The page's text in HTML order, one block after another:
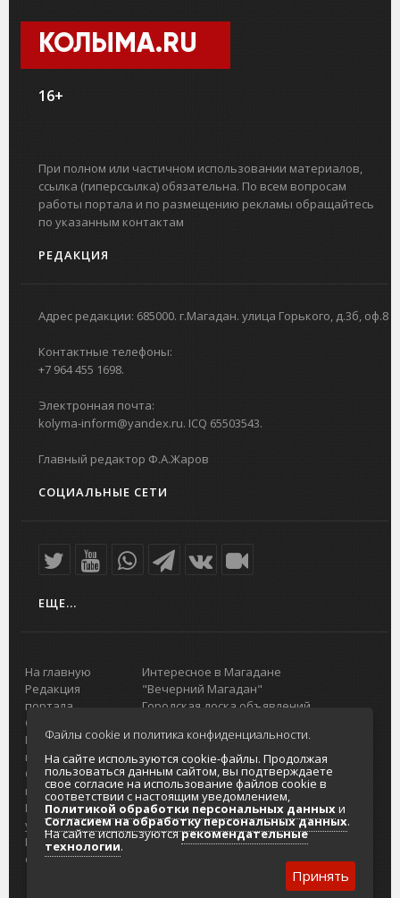
КОЛЫМА.RU
16+
При полном или частичном использовании материалов,
ссылка (гиперссылка) обязательна. По всем вопросам
работы портала и по размещению рекламы обращайтесь
по указанным контактам
РЕДАКЦИЯ
Адрес редакции: 685000. г.Магадан. улица Горького, д.3б, оф.8
Контактные телефоны:
+7 964 455 1698.
Электронная почта:
kolyma-inform@yandex.ru. ICQ 65503543.
Главный редактор Ф.А.Жаров
СОЦИАЛЬНЫЕ СЕТИ
ЕЩЕ...
На главную
Редакция
портала
О проекте
Реклама на
портале
Отзывы и
предложения
Интернет-
услуги
Разработка
сайтов
Интересное в Магадане
"Вечерний Магадан"
Городская доска объявлений
Главный туристический портал
Колымы
Политика в отношении обработки
персональных данных
Согласие на обработку персональных
данных
Файлы cookie и политика конфиденциальности.
На сайте используются cookie-файлы. Продолжая
пользоваться данным сайтом, вы подтверждаете
свое согласие на использование файлов cookie в
соответствии с настоящим уведомлением,
Политикой обработки персональных данныхи
Согласием на обработку персональных данных.
На сайте используютсярекомендательные
технологии.
Принять